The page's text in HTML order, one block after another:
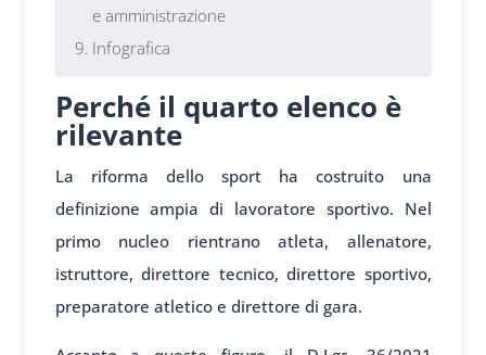
e amministrazione
Infografica
Perché il quarto elenco è
rilevante
La riforma dello sport ha costruito una
definizione ampia di lavoratore sportivo. Nel
primo nucleo rientrano atleta, allenatore,
istruttore, direttore tecnico, direttore sportivo,
preparatore atletico e direttore di gara.